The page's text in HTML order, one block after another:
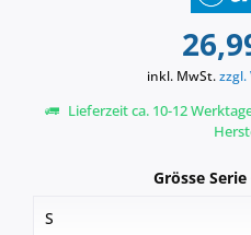
inkl. MwSt.
Lieferzeit ca. 10-12
Grösse